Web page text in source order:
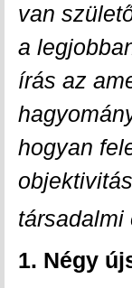
van
a
írás az
hogyan
társadalmi
1. Négy